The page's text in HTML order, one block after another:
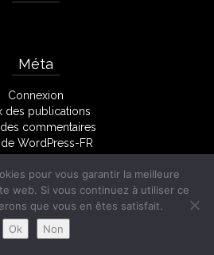
Méta
Connexion
des publications
commentaires
WordPress-FR
pour vous garantir la meilleure
web. Si vous continuez à utiliser ce
que vous en êtes satisfait.
Ok
Non